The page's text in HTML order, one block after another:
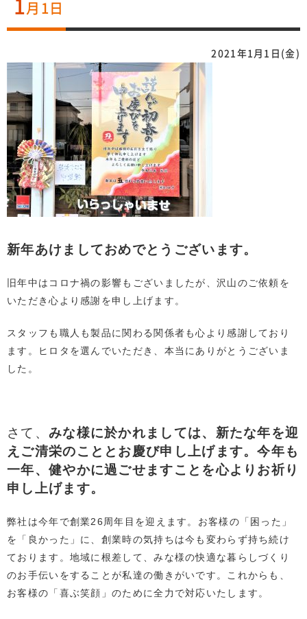
1 月1日
2021年1月1日(金)
新年あけましておめでとうございます。
旧年中はコロナ禍の影響もございましたが、沢山のご依頼を
いただき心より感謝を申し上げます。
スタッフも職人も製品に関わる関係者も心より感謝しており
ます。ヒロタを選んでいただき、本当にありがとうございま
した。
さて、 みな様に於かれましては、新たな年を迎
えご清栄のこととお慶び申し上げます。今年も
一年、健やかに過ごせますことを心よりお祈り
申し上げます。
弊社は今年で創業26周年目を迎えます。お客様の「困った」
を「良かった」に、創業時の気持ちは今も変わらず持ち続け
ております。地域に根差して、みな様の快適な暮らしづくり
のお手伝いをすることが私達の働きがいです。これからも、
お客様の「喜ぶ笑顔」のために全力で対応いたします。